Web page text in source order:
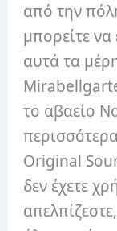
από την
μπορείτε
αυτά τα
το αβαείο
Original
δεν έχετε